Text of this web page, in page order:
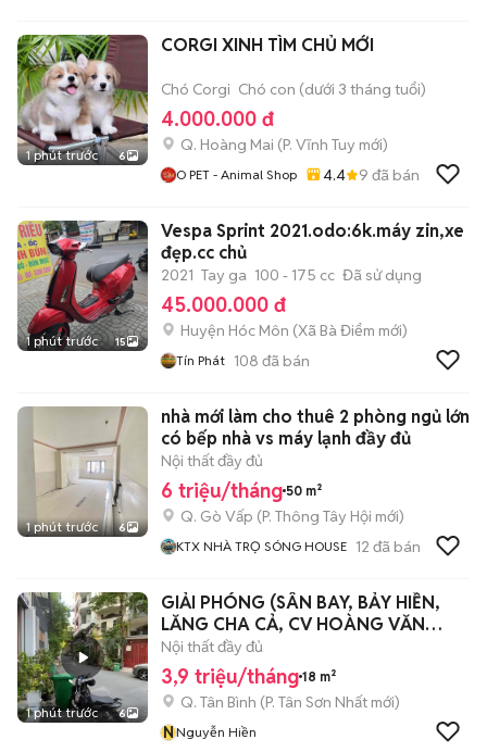
1 phút trước 6
CORGI XINH TÌM CHỦ MỚI
Chó Corgi Chó con (dưới 3 tháng tuổi)
4.000.000 đ
Q. Hoàng Mai (P. Vĩnh Tuy mới)
O PET - Animal Shop 4.4 9 đã bán
1 phút trước 15
Vespa Sprint 2021.odo:6k.máy zin,xe
đẹp.cc chủ
2021 Tay ga 100 - 175 cc Đã sử dụng
45.000.000 đ
Huyện Hóc Môn (Xã Bà Điểm mới)
Tín Phát 108 đã bán
1 phút trước 6
nhà mới làm cho thuê 2 phòng ngủ lớn
có bếp nhà vs máy lạnh đầy đủ
Nội thất đầy đủ
6 triệu/tháng 50 m²
Q. Gò Vấp (P. Thông Tây Hội mới)
KTX NHÀ TRỌ SÓNG HOUSE 12 đã bán
1 phút trước 6
GIẢI PHÓNG (SÂN BAY, BẢY HIỀN,
LĂNG CHA CẢ, CV HOÀNG VĂN
THỤ)
Nội thất đầy đủ
3,9 triệu/tháng 18 m²
Q. Tân Bình (P. Tân Sơn Nhất mới)
NNguyễn Hiền